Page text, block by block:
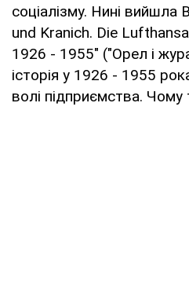
соціалізму. Нині
und Kranich. Die
1926 - 1955" ("Орел і
історія у 1926 - 1955
волі підприємства. Чому